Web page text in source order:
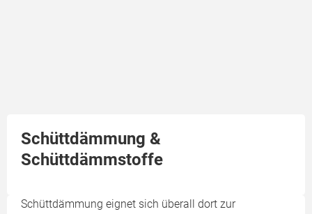
Schüttdämmung &
Schüttdämmstoffe
Schüttdämmung eignet sich überall dort zur